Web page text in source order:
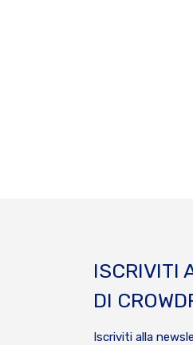
ISCRIVITI
DI
Iscriviti alla